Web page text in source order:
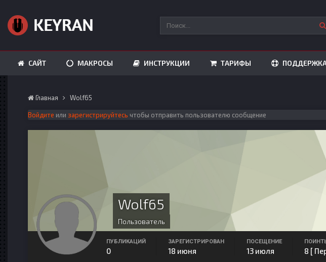
САЙТ МАКРОСЫ ИНСТРУКЦИИ ТАРИФЫ
Главная Wolf65
Войдите или зарегистрируйтесь чтобы отправить пользователю сообщение
Wolf65
Пользователь
ПУБЛИКАЦИЙ
0
ЗАРЕГИСТРИРОВАН
18 июня
ПОСЕЩЕНИЕ
13 июля 8 [